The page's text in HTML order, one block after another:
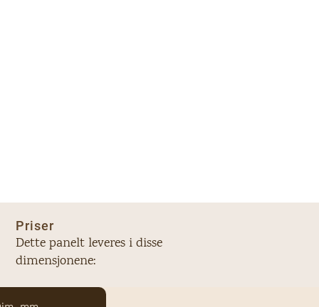
Priser
Dette panelt leveres i disse
dimensjonene: